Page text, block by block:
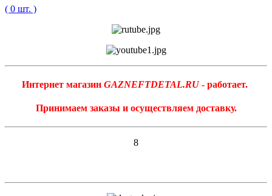
( 0 шт. )
Интернет магазин GAZNEFTDETAL.RU- работает.
Принимаем заказы и осуществляем доставку.
8